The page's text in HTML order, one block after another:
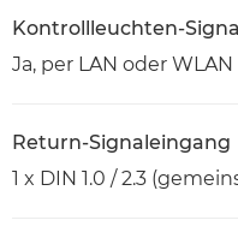
Kontrollleuchten-
Ja, per LAN oder
Return-Signaleingang
1 x DIN 1.0 / 2.3